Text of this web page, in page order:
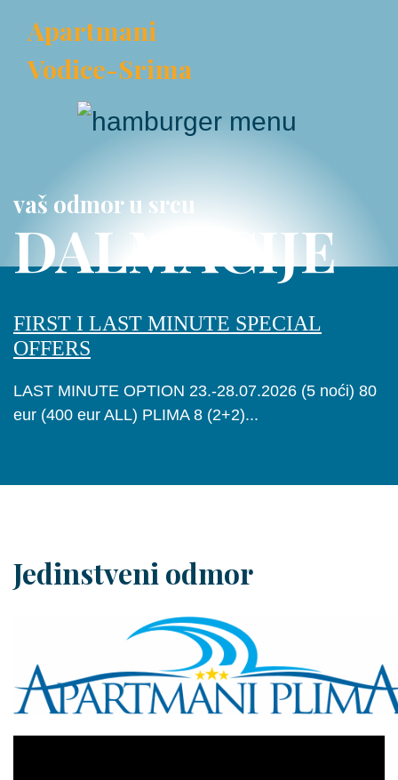
Apartmani
Vodice-Srima
vaš odmor u srcu
DALMACIJE
FIRST I LAST MINUTE SPECIAL
OFFERS
LAST MINUTE OPTION 23.-28.07.2026 (5 noći) 80
eur (400 eur ALL) PLIMA 8 (2+2)...
Jedinstveni odmor